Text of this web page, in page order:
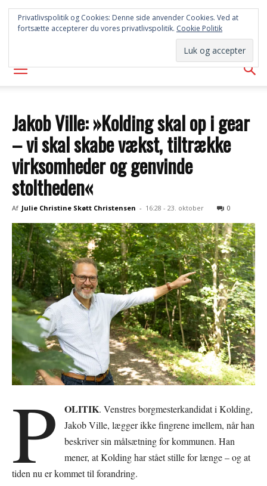
SYD
AVISEN
Jakob Ville: »Kolding skal op i gear
– vi skal skabe vækst, tiltrække
virksomheder og genvinde
stoltheden«
Af Julie Christine Skøtt Christensen - 16:28 - 23. oktober 0
P OLITIK. Venstres borgmesterkandidat i Kolding,
Jakob Ville, lægger ikke fingrene imellem, når han
beskriver sin målsætning for kommunen. Han
mener, at Kolding har stået stille for længe – og at
tiden nu er kommet til forandring.
Privatlivspolitik og Cookies: Denne side anvender Cookies. Ved at
fortsætte accepterer du vores privatlivspolitik. Cookie Politik